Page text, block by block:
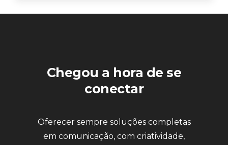
Chegou a hora de se
conectar
Oferecer sempre soluções completas
em comunicação, com criatividade,